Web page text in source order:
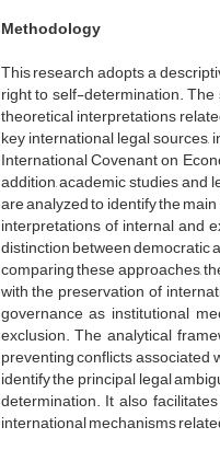
Methodology
This research adopts a
right to self-determination.
theoretical interpretations
key international legal sources,
International Covenant on
addition, academic studies
are analyzed to identify the
interpretations of internal and
distinction between democratic
comparing these approaches,
with the preservation of
governance as institutional
exclusion. The analytical
preventing conflicts
identify the principal legal
determination. It also
international mechanisms